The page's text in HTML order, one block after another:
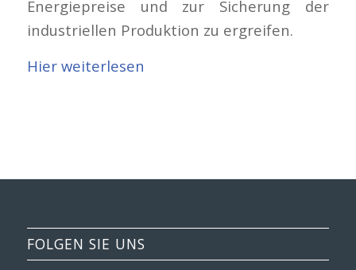
Energiepreise und zur Sicherung der
industriellen Produktion zu ergreifen.
Hier weiterlesen
FOLGEN SIE UNS